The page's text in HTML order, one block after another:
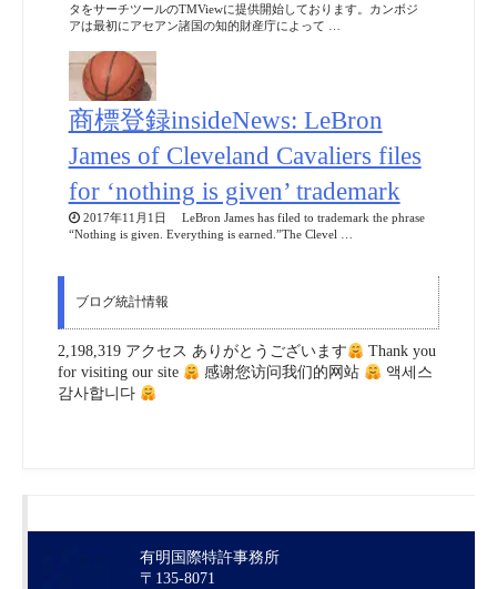
タをサーチツールのTMViewに提供開始しております。カンボジ
アは最初にアセアン諸国の知的財産庁によって …
商標登録insideNews: LeBron
James of Cleveland Cavaliers files
for ‘nothing is given’ trademark
2017年11月1日 LeBron James has filed to trademark the phrase
“Nothing is given. Everything is earned.”The Clevel …
ブログ統計情報
2,198,319 アクセス ありがとうございます
Thank you
for visiting our site
感谢您访问我们的网站
액세스
감사합니다
有明国際特許事務所
〒135-8071